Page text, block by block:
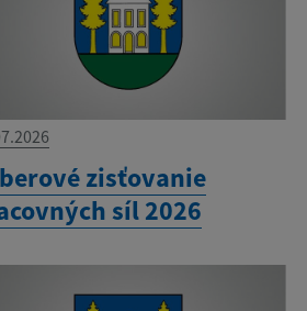
zisťovanie
síl 2026